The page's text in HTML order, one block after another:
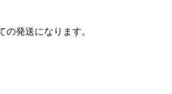
の発送になります。